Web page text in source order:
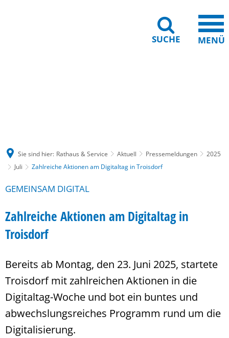
SUCHE MENÜ
Sie sind hier: Rathaus & Service Aktuell Pressemeldungen
2025
Juli
Zahlreiche Aktionen am Digitaltag in Troisdorf
GEMEINSAM DIGITAL
Zahlreiche Aktionen am Digitaltag in
Troisdorf
Bereits ab Montag, den 23. Juni 2025, startete
Troisdorf mit zahlreichen Aktionen in die
Digitaltag-Woche und bot ein buntes und
abwechslungsreiches Programm rund um die
Digitalisierung.